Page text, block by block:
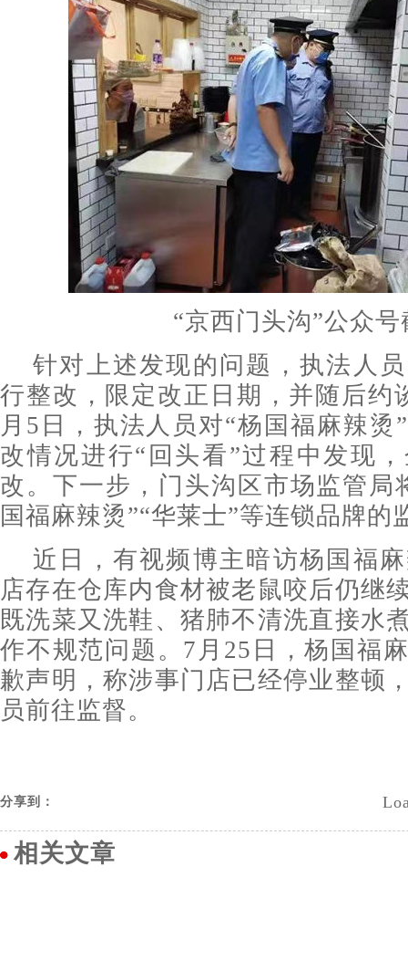
“京西门头沟”公众号
针对上述发现的问题，执法人
行整改，限定改正日期，并随后约
月5日，执法人员对“杨国福麻辣烫
改情况进行“回头看”过程中发现
改。下一步，门头沟区市场监管局
国福麻辣烫”“华莱士”等连锁品牌的
近日，有视频博主暗访杨国福
店存在仓库内食材被老鼠咬后仍继
既洗菜又洗鞋、猪肺不清洗直接水
作不规范问题。7月25日，杨国福
歉声明，称涉事门店已经停业整顿
员前往监督。
分享到：
相关文章